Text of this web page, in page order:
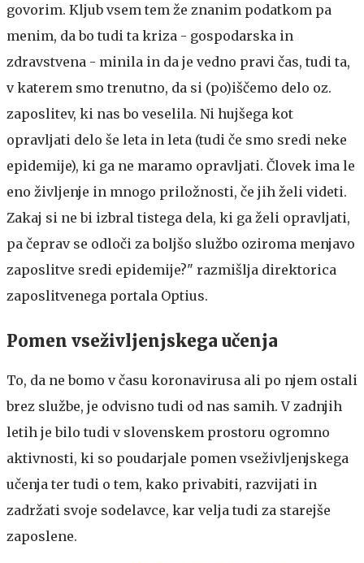
govorim. Kljub vsem tem že znanim podatkom pa
menim, da bo tudi ta kriza - gospodarska in
zdravstvena - minila in da je vedno pravi čas, tudi ta,
v katerem smo trenutno, da si (po)iščemo delo oz.
zaposlitev, ki nas bo veselila. Ni hujšega kot
opravljati delo še leta in leta (tudi če smo sredi neke
epidemije), ki ga ne maramo opravljati. Človek ima le
eno življenje in mnogo priložnosti, če jih želi videti.
Zakaj si ne bi izbral tistega dela, ki ga želi opravljati,
pa čeprav se odloči za boljšo službo oziroma menjavo
zaposlitve sredi epidemije?" razmišlja direktorica
zaposlitvenega portala Optius.
Pomen vseživljenjskega učenja
To, da ne bomo v času koronavirusa ali po njem ostali
brez službe, je odvisno tudi od nas samih. V zadnjih
letih je bilo tudi v slovenskem prostoru ogromno
aktivnosti, ki so poudarjale pomen vseživljenjskega
učenja ter tudi o tem, kako privabiti, razvijati in
zadržati svoje sodelavce, kar velja tudi za starejše
zaposlene.